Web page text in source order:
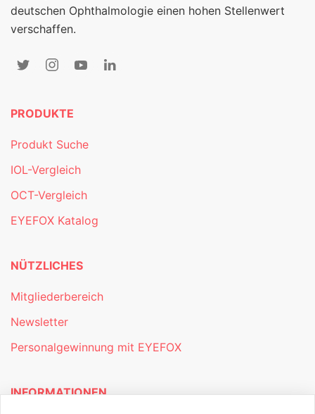
deutschen Ophthalmologie einen hohen Stellenwert
verschaffen.
PRODUKTE
Produkt Suche
IOL-Vergleich
OCT-Vergleich
EYEFOX Katalog
NÜTZLICHES
Mitgliederbereich
Newsletter
Personalgewinnung mit EYEFOX
INFORMATIONEN